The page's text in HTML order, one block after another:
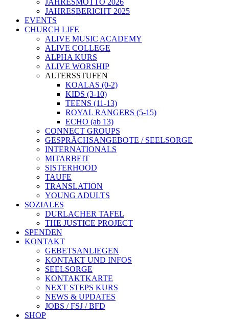
JAHRESMOTTO 2026
JAHRESBERICHT 2025
EVENTS
CHURCH LIFE
ALIVE MUSIC ACADEMY
ALIVE COLLEGE
ALPHA KURS
ALIVE WORSHIP
ALTERSSTUFEN
KOALAS (0-2)
KIDS (3-10)
TEENS (11-13)
ROYAL RANGERS (5-15)
ECHO (ab 13)
CONNECT GROUPS
GESPRÄCHSANGEBOTE / SEELSORGE
INTERNATIONALS
MITARBEIT
SISTERHOOD
TAUFE
TRANSLATION
YOUNG ADULTS
SOZIALES
DURLACHER TAFEL
THE JUSTICE PROJECT
SPENDEN
KONTAKT
GEBETSANLIEGEN
KONTAKT UND INFOS
SEELSORGE
KONTAKTKARTE
NEXT STEPS KURS
NEWS & UPDATES
JOBS / FSJ / BFD
SHOP